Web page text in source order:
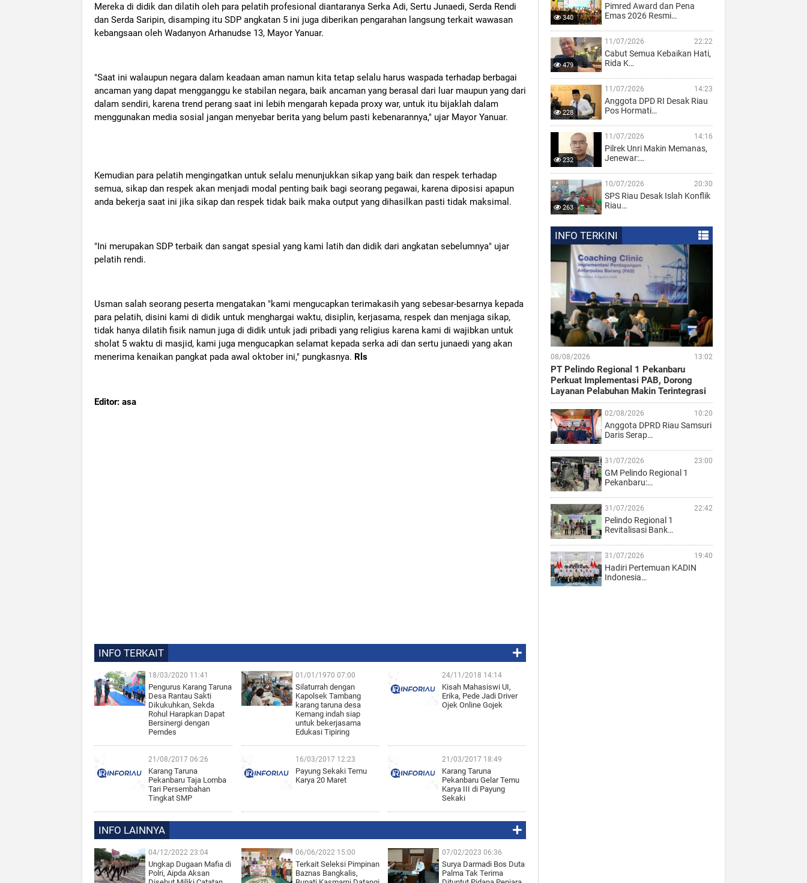
Mereka di didik dan dilatih oleh para pelatih profesional diantaranya Serka Adi, Sertu Junaedi, Serda Rendi
dan Serda Saripin, disamping itu SDP angkatan 5 ini juga diberikan pengarahan langsung terkait wawasan
kebangsaan oleh Wadanyon Arhanudse 13, Mayor Yanuar.
"Saat ini walaupun negara dalam keadaan aman namun kita tetap selalu harus waspada terhadap berbagai
ancaman yang dapat mengganggu ke stabilan negara, baik ancaman yang berasal dari luar maupun yang dari
dalam sendiri, karena trend perang saat ini lebih mengarah kepada proxy war, untuk itu bijaklah dalam
menggunakan media sosial jangan menyebar berita yang belum pasti kebenarannya," ujar Mayor Yanuar.
Kemudian para pelatih mengingatkan untuk selalu menunjukkan sikap yang baik dan respek terhadap
semua, sikap dan respek akan menjadi modal penting baik bagi seorang pegawai, karena diposisi apapun
anda bekerja saat ini jika sikap dan respek tidak baik maka output yang dihasilkan pasti tidak maksimal.
"Ini merupakan SDP terbaik dan sangat spesial yang kami latih dan didik dari angkatan sebelumnya" ujar
pelatih rendi.
Usman salah seorang peserta mengatakan "kami mengucapkan terimakasih yang sebesar-besarnya kepada
para pelatih, disini kami di didik untuk menghargai waktu, disiplin, kerjasama, respek dan menjaga sikap,
tidak hanya dilatih fisik namun juga di didik untuk jadi pribadi yang religius karena kami di wajibkan untuk
sholat 5 waktu di masjid, kami juga mengucapkan selamat kepada serka adi dan sertu junaedi yang akan
menerima kenaikan pangkat pada awal oktober ini," pungkasnya. Rls
Editor: asa
INFO TERKAIT
18/03/2020 11:41
Pengurus Karang Taruna
Desa Rantau Sakti
Dikukuhkan, Sekda
Rohul Harapkan Dapat
Bersinergi dengan
Pemdes
01/01/1970 07:00
Silaturrah dengan
Kapolsek Tambang
karang taruna desa
Kemang indah siap
untuk bekerjasama
Edukasi Tipiring
24/11/2018 14:14
Kisah Mahasiswi UI,
Erika, Pede Jadi Driver
Ojek Online Gojek
21/08/2017 06:26
Karang Taruna
Pekanbaru Taja Lomba
Tari Persembahan
Tingkat SMP
16/03/2017 12:23
Payung Sekaki Temu
Karya 20 Maret
21/03/2017 18:49
Karang Taruna
Pekanbaru Gelar Temu
Karya III di Payung
Sekaki
INFO LAINNYA
04/12/2022 23:04
Ungkap Dugaan Mafia di
Polri, Aipda Aksan
06/06/2022 15:00
Terkait Seleksi Pimpinan
Baznas Bangkalis,
07/02/2023 06:36
Surya Darmadi Bos Duta
Palma Tak Terima
340
Pimred Award dan Pena
Emas 2026 Resmi…
479
11/07/2026 22:22
Cabut Semua Kebaikan Hati,
Rida K…
228
11/07/2026 14:23
Anggota DPD RI Desak Riau
Pos Hormati…
232
11/07/2026 14:16
Pilrek Unri Makin Memanas,
Jenewar:…
263
10/07/2026 20:30
SPS Riau Desak Islah Konflik
Riau…
INFO TERKINI
08/08/2026 13:02
PT Pelindo Regional 1 Pekanbaru
Perkuat Implementasi PAB, Dorong
Layanan Pelabuhan Makin Terintegrasi
02/08/2026 10:20
Anggota DPRD Riau Samsuri
Daris Serap…
31/07/2026 23:00
GM Pelindo Regional 1
Pekanbaru:…
31/07/2026 22:42
Pelindo Regional 1
Revitalisasi Bank…
31/07/2026 19:40
Hadiri Pertemuan KADIN
Indonesia…